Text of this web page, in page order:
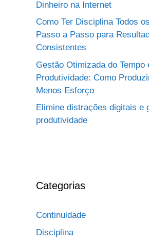
Dinheiro na Internet
Como Ter Disciplina Todos
Passo a Passo para
Consistentes
Gestão Otimizada do Tempo
Produtividade: Como
Menos Esforço
Elimine distrações digitais e
produtividade
Categorias
Continuidade
Disciplina